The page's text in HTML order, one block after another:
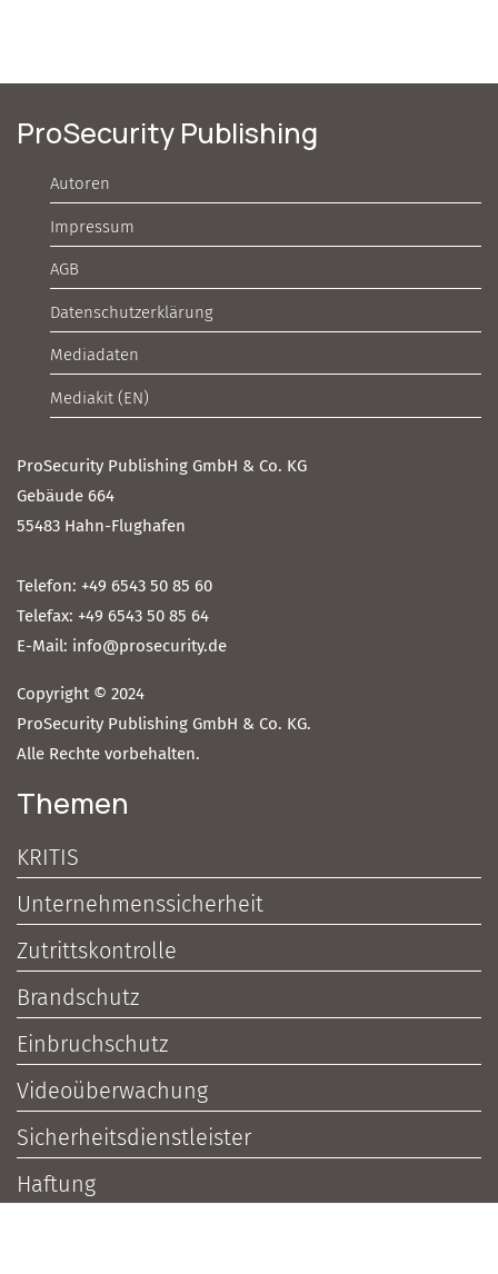
ProSecurity Publishing
Autoren
Impressum
AGB
Datenschutzerklärung
Mediadaten
Mediakit (EN)
ProSecurity Publishing GmbH & Co. KG
Gebäude 664
55483 Hahn-Flughafen
Telefon: +49 6543 50 85 60
Telefax: +49 6543 50 85 64
E-Mail: info@prosecurity.de
Copyright © 2024
ProSecurity Publishing GmbH & Co. KG.
Alle Rechte vorbehalten.
Themen
KRITIS
Unternehmenssicherheit
Zutrittskontrolle
Brandschutz
Einbruchschutz
Videoüberwachung
Sicherheitsdienstleister
Haftung